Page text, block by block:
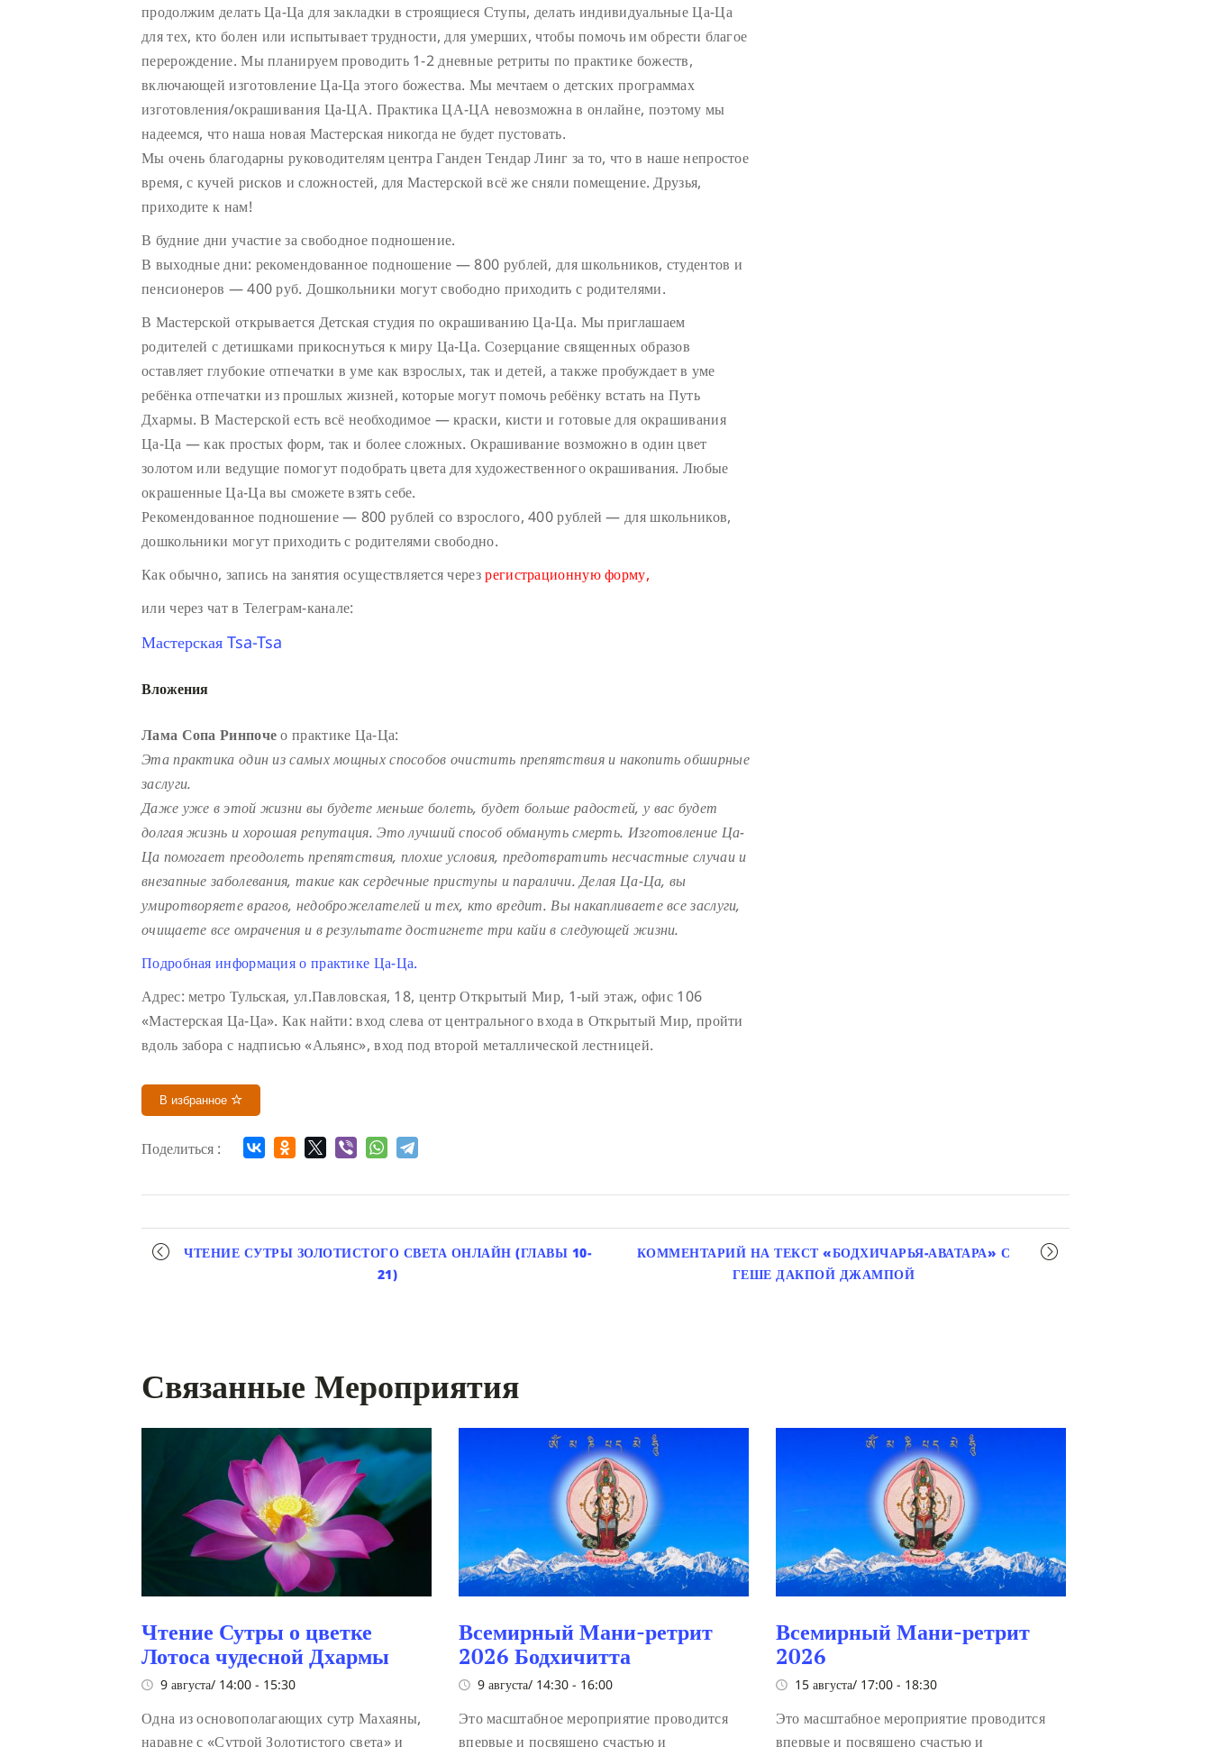
продолжим делать Ца-Ца для закладки в строящиеся Ступы, делать индивидуальные Ца-Ца
для тех, кто болен или испытывает трудности, для умерших, чтобы помочь им обрести благое
перерождение. Мы планируем проводить 1-2 дневные ретриты по практике божеств,
включающей изготовление Ца-Ца этого божества. Мы мечтаем о детских программах
изготовления/окрашивания Ца-ЦА. Практика ЦА-ЦА невозможна в онлайне, поэтому мы
надеемся, что наша новая Мастерская никогда не будет пустовать.
Мы очень благодарны руководителям центра Ганден Тендар Линг за то, что в наше непростое
время, с кучей рисков и сложностей, для Мастерской всё же сняли помещение. Друзья,
приходите к нам!
В будние дни участие за свободное подношение.
В выходные дни: рекомендованное подношение — 800 рублей, для школьников, студентов и
пенсионеров — 400 руб. Дошкольники могут свободно приходить с родителями.
В Мастерской открывается Детская студия по окрашиванию Ца-Ца. Мы приглашаем
родителей с детишками прикоснуться к миру Ца-Ца. Созерцание священных образов
оставляет глубокие отпечатки в уме как взрослых, так и детей, а также пробуждает в уме
ребёнка отпечатки из прошлых жизней, которые могут помочь ребёнку встать на Путь
Дхармы. В Мастерской есть всё необходимое — краски, кисти и готовые для окрашивания
Ца-Ца — как простых форм, так и более сложных. Окрашивание возможно в один цвет
золотом или ведущие помогут подобрать цвета для художественного окрашивания. Любые
окрашенные Ца-Ца вы сможете взять себе.
Рекомендованное подношение — 800 рублей со взрослого, 400 рублей — для школьников,
дошкольники могут приходить с родителями свободно.
Как обычно, запись на занятия осуществляется черезрегистрационную форму,
или через чат в Телеграм-канале:
Мастерская Tsa-Tsa
Вложения
Лама Сопа Ринпочео практике Ца-Ца:
Эта практика один из самых мощных способов очистить препятствия и накопить обширные
заслуги.
Даже уже в этой жизни вы будете меньше болеть, будет больше радостей, у вас будет
долгая жизнь и хорошая репутация. Это лучший способ обмануть смерть. Изготовление Ца-
Ца помогает преодолеть препятствия, плохие условия, предотвратить несчастные случаи и
внезапные заболевания, такие как сердечные приступы и параличи. Делая Ца-Ца, вы
умиротворяете врагов, недоброжелателей и тех, кто вредит. Вы накапливаете все заслуги,
очищаете все омрачения и в результате достигнете три кайи в следующей жизни.
Подробная информация о практике Ца-Ца.
Адрес: метро Тульская, ул.Павловская, 18, центр Открытый Мир, 1-ый этаж, офис 106
«Мастерская Ца-Ца». Как найти: вход слева от центрального входа в Открытый Мир, пройти
вдоль забора с надписью «Альянс», вход под второй металлической лестницей.
В избранное
Поделиться :
Мероприятие
ЧТЕНИЕ СУТРЫ ЗОЛОТИСТОГО СВЕТА ОНЛАЙН (ГЛАВЫ 10-
21)
КОММЕНТАРИЙ НА ТЕКСТ «БОДХИЧАРЬЯ-АВАТАРА» С
ГЕШЕ ДАКПОЙ ДЖАМПОЙ
Связанные Мероприятия
Чтение Сутры о цветке
Лотоса чудесной Дхармы
9 августа/ 14:00 - 15:30
Одна из основополагающих сутр Махаяны,
наравне с «Сутрой Золотистого света» и
Всемирный Мани-ретрит
2026 Бодхичитта
9 августа/ 14:30- 16:00
Это масштабное мероприятие проводится
впервые и посвящено счастью и
Всемирный Мани-ретрит
2026
15 августа/ 17:00- 18:30
Это масштабное мероприятие проводится
впервые и посвящено счастью и